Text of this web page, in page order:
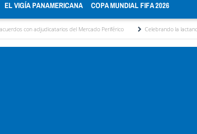
EL VIGÍA PANAMERICANA COPA MUNDIAL FIFA 2026
del Mercado Periférico Celebrando la lactancia materna: Un